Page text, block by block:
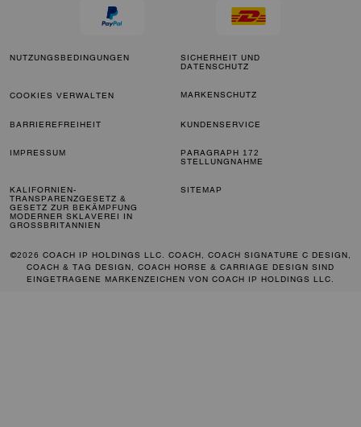
NUTZUNGSBEDINGUNGEN
SICHERHEIT UND
DATENSCHUTZ
COOKIES VERWALTEN MARKENSCHUTZ
BARRIEREFREIHEIT KUNDENSERVICE
IMPRESSUM
PARAGRAPH 172
STELLUNGNAHME
KALIFORNIEN-
TRANSPARENZGESETZ &
GESETZ ZUR BEKÄMPFUNG
MODERNER SKLAVEREI IN
GROSSBRITANNIEN
SITEMAP
©2026 COACH IP HOLDINGS LLC. COACH, COACH SIGNATURE C DESIGN,
COACH & TAG DESIGN, COACH HORSE & CARRIAGE DESIGN SIND
EINGETRAGENE MARKENZEICHEN VON COACH IP HOLDINGS LLC.